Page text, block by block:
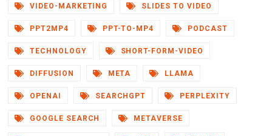
VIDEO-MARKETING SLIDES TO VIDEO
PPT2MP4 PPT-TO-MP4 PODCAST
TECHNOLOGY SHORT-FORM-VIDEO
DIFFUSION META LLAMA
OPENAI SEARCHGPT PERPLEXITY
GOOGLE SEARCH METAVERSE